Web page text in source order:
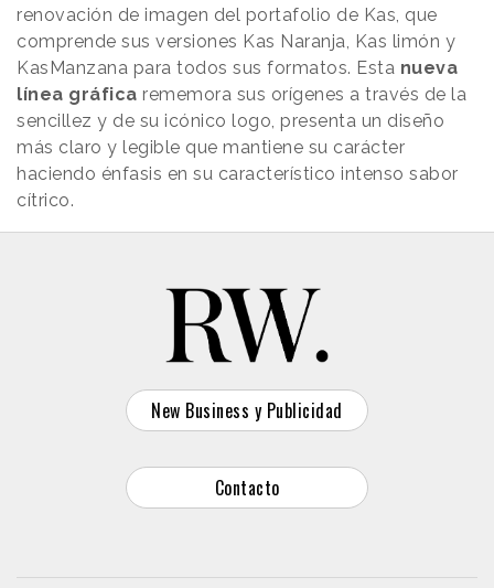
renovación de imagen del portafolio de Kas, que
comprende sus versiones Kas Naranja, Kas limón y
KasManzana para todos sus formatos. Esta nueva
línea gráfica rememora sus orígenes a través de la
sencillez y de su icónico logo, presenta un diseño
más claro y legible que mantiene su carácter
haciendo énfasis en su característico intenso sabor
cítrico.
New Business y Publicidad
Contacto